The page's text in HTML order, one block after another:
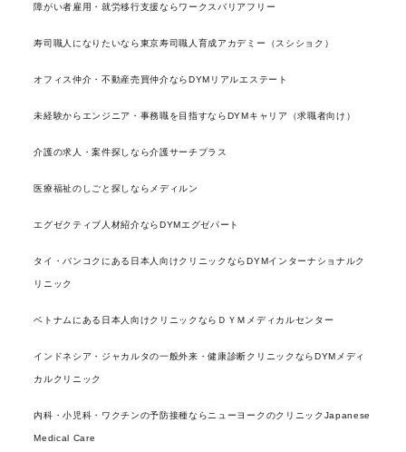
障がい者雇用・就労移行支援ならワークスバリアフリー
寿司職人になりたいなら東京寿司職人育成アカデミー（スシショク）
オフィス仲介・不動産売買仲介ならDYMリアルエステート
未経験からエンジニア・事務職を目指すならDYMキャリア（求職者向け）
介護の求人・案件探しなら介護サーチプラス
医療福祉のしごと探しならメディルン
エグゼクティブ人材紹介ならDYMエグゼパート
タイ・バンコクにある日本人向けクリニックならDYMインターナショナルク
リニック
ベトナムにある日本人向けクリニックならＤＹＭメディカルセンター
インドネシア・ジャカルタの一般外来・健康診断クリニックならDYMメディ
カルクリニック
内科・小児科・ワクチンの予防接種ならニューヨークのクリニックJapanese
Medical Care